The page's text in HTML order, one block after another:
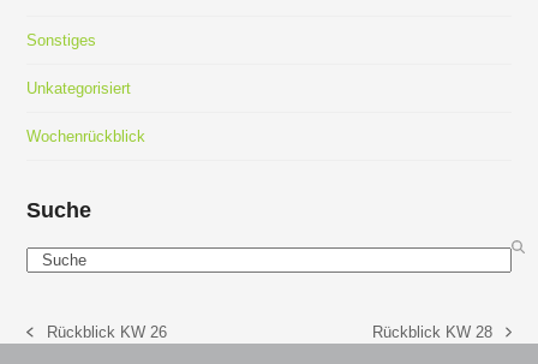
Sonstiges
Unkategorisiert
Wochenrückblick
Suche
Search
vorheriger
Rückblick KW 26
Nächster
Rückblick KW 28